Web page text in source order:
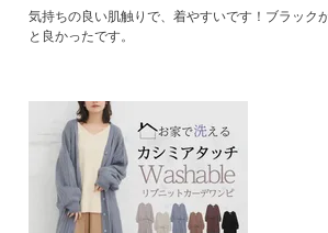
気持ちの良い肌触りで、着やすいです！ブラック
と良かったです。